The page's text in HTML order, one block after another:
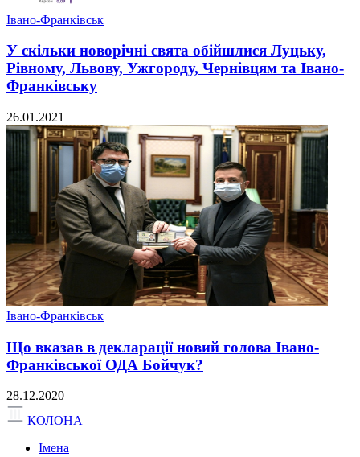
Івано-Франківськ
У скільки новорічні свята обійшлися Луцьку,
Рівному, Львову, Ужгороду, Чернівцям та Івано-
Франківську
26.01.2021
Івано-Франківськ
Що вказав в декларації новий голова Івано-
Франківської ОДА Бойчук?
28.12.2020
КОЛОНА
Імена